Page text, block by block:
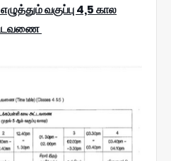
வகுப்பு 4,5 கால